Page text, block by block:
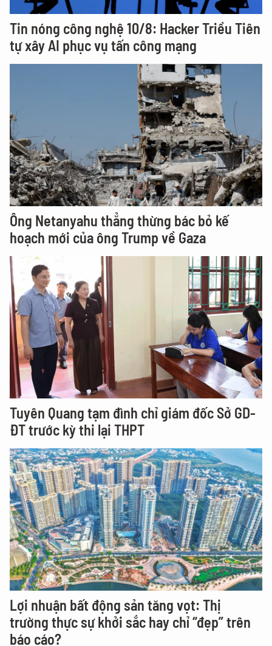
Tin nóng công nghệ 10/8: Hacker Triều Tiên
tự xây AI phục vụ tấn công mạng
Ông Netanyahu thẳng thừng bác bỏ kế
hoạch mới của ông Trump về Gaza
Tuyên Quang tạm đình chỉ giám đốc Sở GD-
ĐT trước kỳ thi lại THPT
Lợi nhuận bất động sản tăng vọt: Thị
trường thực sự khởi sắc hay chỉ “đẹp” trên
báo cáo?